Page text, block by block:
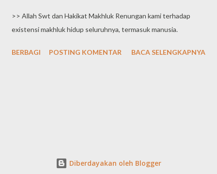
>> Allah Swt dan Hakikat Makhluk Renungan kami terhadap
existensi makhluk hidup seluruhnya, termasuk manusia.
BERBAGI POSTING KOMENTAR BACA SELENGKAPNYA
Diberdayakan oleh Blogger